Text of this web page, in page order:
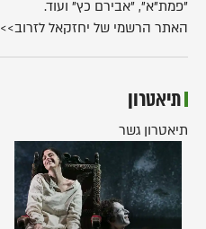
"פמת"א", "אבירם כץ" ועוד.
האתר הרשמי של יחזקאל לזרוב>>
תיאטרון
תיאטרון גשר
הדיבוק